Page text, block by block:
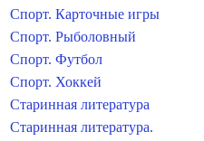
Спорт. Карточные игры
Спорт. Рыболовный
Спорт. Футбол
Спорт. Хоккей
Старинная литература
Старинная литература.